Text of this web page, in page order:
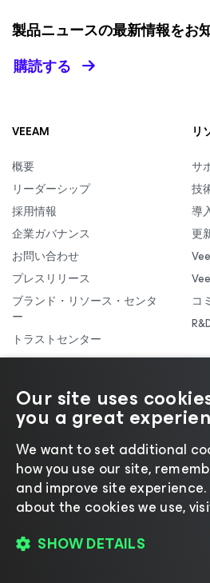
製品ニュースの最新情報をお
購読する
VEEAM
概要
リーダーシップ
採用情報
企業ガバナンス
お問い合わせ
プレスリリース
ブランド・リソース・センタ
ー
トラストセンター
リ
サ
技
導
更
コ
Veeam DataAI Command
Platform
データの回復力
Veeam Data Platform
Veeam Data Cloud
Veeam Vault
Salesforce
役
役
リ
ホ
Our site uses
you a great
We want to set additional
how you use our site,
and improve site
about the cookies we use,
SHOW DETAILS